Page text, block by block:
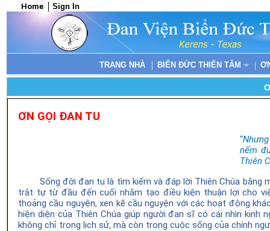
Home Sign In
TRANG NHÀ BIỂN ĐỨC THIÊN TÂM
ƠN GỌI ĐAN TU
“
nếm
Thiên
Sống đời đan tulà tìm kiếm và đáp lời Thiên Chúa bằng
trật tự từ đầu đến cuối nhằm tạo điều kiện thuận lợi cho
thoảng cầu nguyện, xen kẽ cầu nguyện với các hoạt động
hiện diện của Thiên Chúa giúp người đan sĩ có cái nhìnkinh
không chỉ trong lịch sử, mà còn trong cuộc sống của chính